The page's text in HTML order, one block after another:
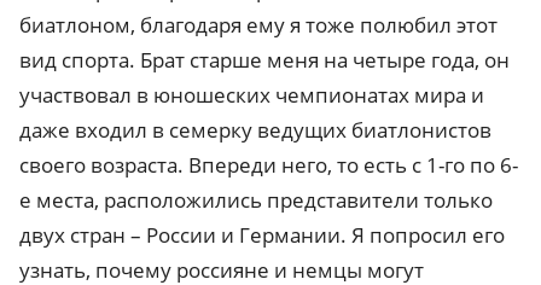
биатлоном, благодаря ему я тоже полюбил этот
вид спорта. Брат старше меня на четыре года, он
участвовал в юношеских чемпионатах мира и
даже входил в семерку ведущих биатлонистов
своего возраста. Впереди него, то есть с 1-го по 6-
е места, расположились представители только
двух стран – России и Германии. Я попросил его
узнать, почему россияне и немцы могут